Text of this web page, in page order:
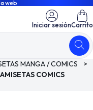
web
Iniciar sesiónCarrito
MANGA / COMICS
>
COMICS